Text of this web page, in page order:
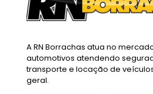
A RN Borrachas atua no
automotivos atendendo
transporte e locação de
geral.